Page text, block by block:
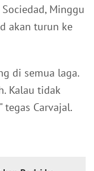
Minggu
akan turun ke
di semua laga.
Kalau tidak
Carvajal.